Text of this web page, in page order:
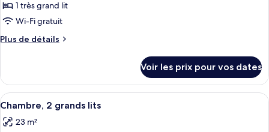
balcon
grand
lit,
balcon
ce
type
chambre :
très
grand
lit
1 très grand lit
Wi-Fi gratuit
Plus de détails
Plus
le
type
de
Chambre,
Voir les prix pour vos dates
Afficher
toutes
les
Une chambre d’hôtel moderne
8
Chambre, 2 grands lits
23 m²